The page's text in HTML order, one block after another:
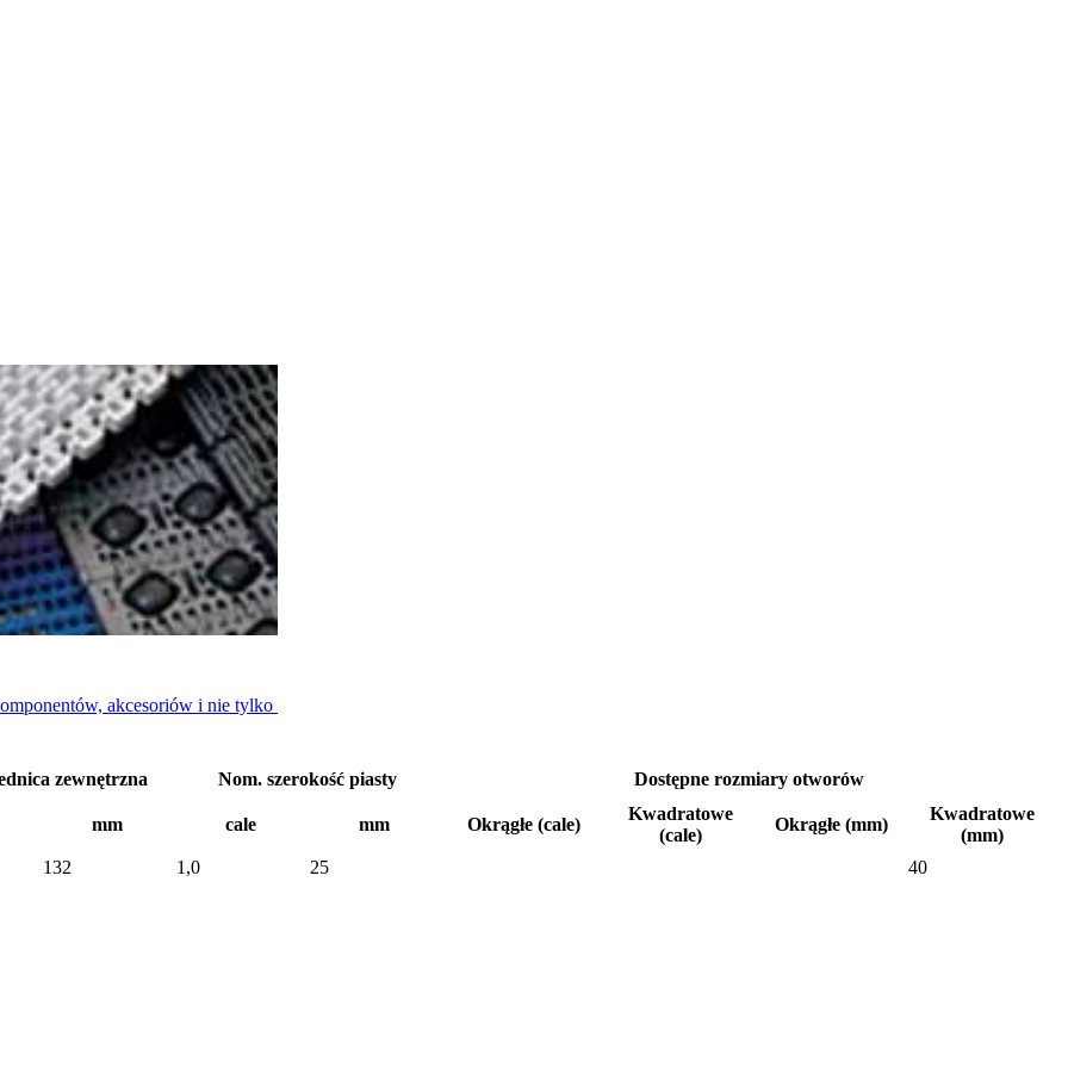
akcesoriów i nie tylko
zewnętrzna Nom. szerokość piasty Dostępne rozmiary otworów
mm cale mm Okrągłe (cale)
Kwadratowe
(cale)
Okrągłe (mm)
Kwadratowe
(mm)
132 1,0 25 40